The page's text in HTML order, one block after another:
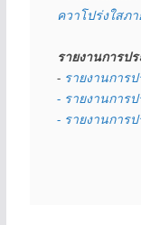
ควาโปร่งใสภ
รายงานการป
- รายงานการ
- รายงานการ
- รายงานการ